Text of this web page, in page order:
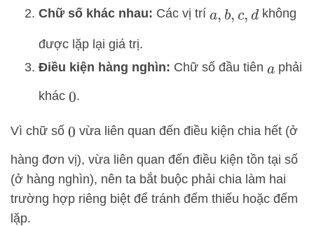
Chữ số khác nhau: Các vị trí a, b, c,d không
được lặp lại giá trị.
Điều kiện hàng nghìn: Chữ số đầu tiên a phải
khác 0.
Vì chữ số 0 vừa liên quan đến điều kiện chia hết (ở
hàng đơn vị), vừa liên quan đến điều kiện tồn tại số
(ở hàng nghìn), nên ta bắt buộc phải chia làm hai
trường hợp riêng biệt để tránh đếm thiếu hoặc đếm
lặp.